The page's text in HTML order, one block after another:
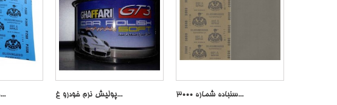
سمباده شماره 2500... پولیش نرم خودرو غ... سنباده شماره 3000...